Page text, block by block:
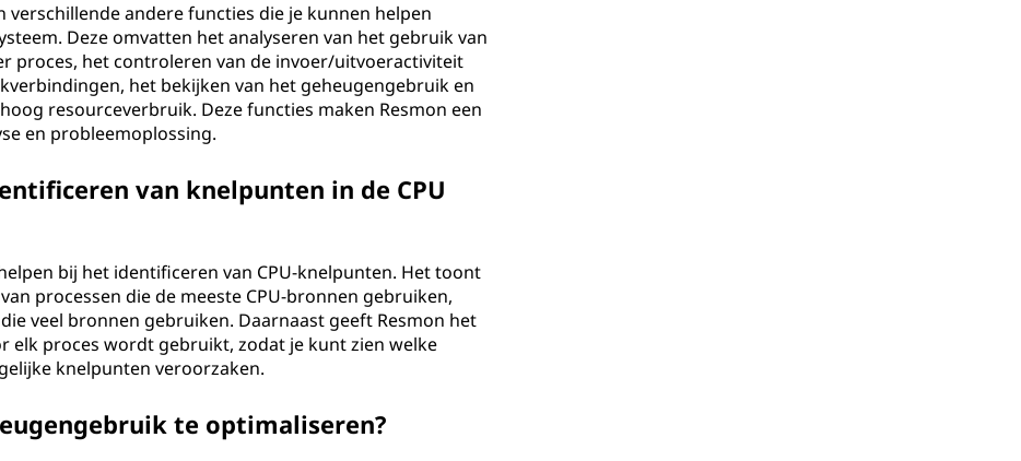
andere functies die je kunnen helpen
Deze omvatten het analyseren van het gebruik van
proces, het controleren van de invoer/uitvoeractiviteit
het bekijken van het geheugengebruik en
resourceverbruik. Deze functies maken Resmon een
en probleemoplossing.
van knelpunten in de CPU
bij het identificeren van CPU-knelpunten. Het toont
processen die de meeste CPU-bronnen gebruiken,
veel bronnen gebruiken. Daarnaast geeft Resmon het
elk proces wordt gebruikt, zodat je kunt zien welke
knelpunten veroorzaken.
te optimaliseren?